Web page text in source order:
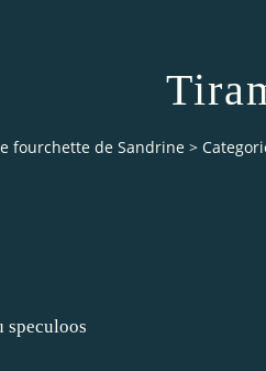
fourchette de Sandrine >